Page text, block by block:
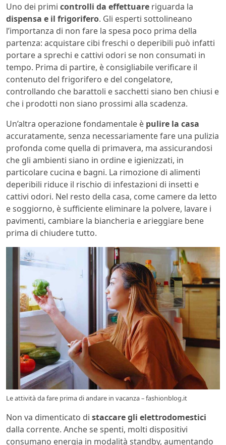
Uno dei primi controlli da effettuare riguarda la
dispensa e il frigorifero. Gli esperti sottolineano
l’importanza di non fare la spesa poco prima della
partenza: acquistare cibi freschi o deperibili può infatti
portare a sprechi e cattivi odori se non consumati in
tempo. Prima di partire, è consigliabile verificare il
contenuto del frigorifero e del congelatore,
controllando che barattoli e sacchetti siano ben chiusi e
che i prodotti non siano prossimi alla scadenza.
Un’altra operazione fondamentale è pulire la casa
accuratamente, senza necessariamente fare una pulizia
profonda come quella di primavera, ma assicurandosi
che gli ambienti siano in ordine e igienizzati, in
particolare cucina e bagni. La rimozione di alimenti
deperibili riduce il rischio di infestazioni di insetti e
cattivi odori. Nel resto della casa, come camere da letto
e soggiorno, è sufficiente eliminare la polvere, lavare i
pavimenti, cambiare la biancheria e arieggiare bene
prima di chiudere tutto.
Le attività da fare prima di andare in vacanza – fashionblog.it
Non va dimenticato di staccare gli elettrodomestici
dalla corrente. Anche se spenti, molti dispositivi
consumano energia in modalità standby, aumentando